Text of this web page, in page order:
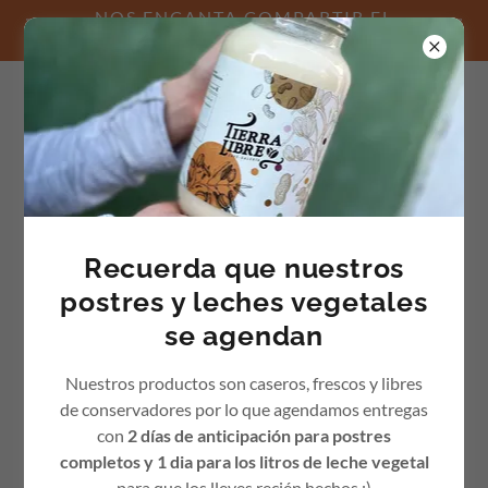
NOS ENCANTA COMPARTIR EL
CAFÉ CONTIGO :)
Inicia sesión en tu cuenta para acceder a tu perfil, historial
y cualquier página privada a la que te hayan otorgado
acceso.
Recuerda que nuestros
postres y leches vegetales
se agendan
Nuestros productos son caseros, frescos y libres
de conservadores por lo que agendamos entregas
con 2 días de anticipación para postres
completos y 1 dia para los litros de leche vegetal